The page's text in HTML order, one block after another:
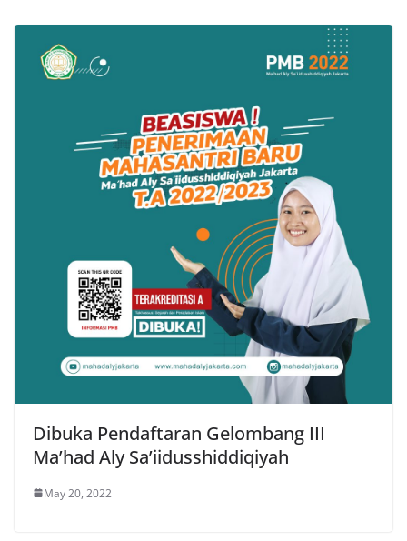
Dibuka Pendaftaran Gelombang III
Ma’had Aly Sa’iidusshiddiqiyah
May 20, 2022